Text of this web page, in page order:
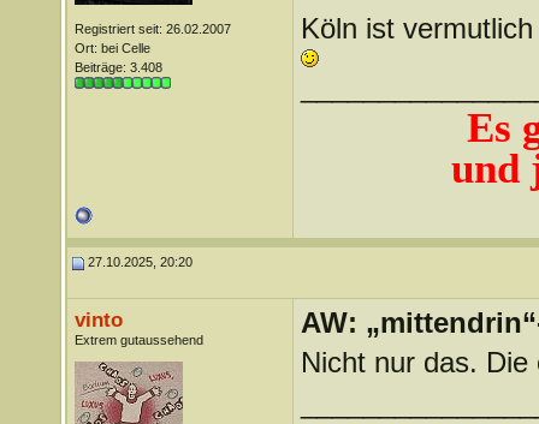
Registriert seit: 26.02.2007
Ort: bei Celle
Beiträge: 3.408
Köln ist
Es
und
27.10.2025, 20:20
vinto
Extrem gutaussehend
AW:
Nicht nur das.